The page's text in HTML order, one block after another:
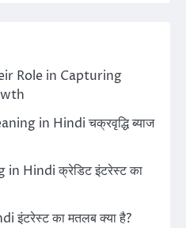
Role in Capturing
in Hindi चक्रवृद्धि ब्याज
Hindi क्रेडिट इंटरेस्ट का
का मतलब क्या है?